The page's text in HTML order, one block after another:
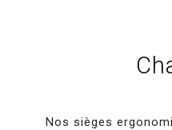
Nos sièges